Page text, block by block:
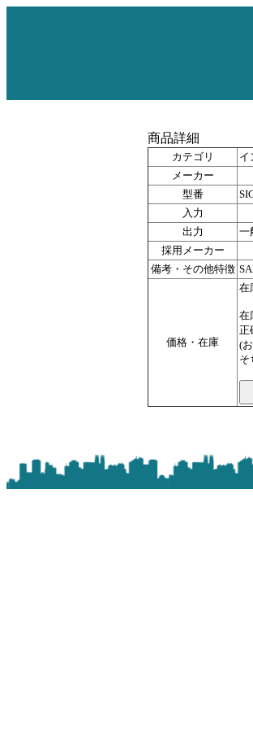
商品詳細
カテゴリ
イ
メーカー
型番
入力
出力
一
採用メーカー
備考・その他特徴
価格・在庫
在
在
正
(
そ